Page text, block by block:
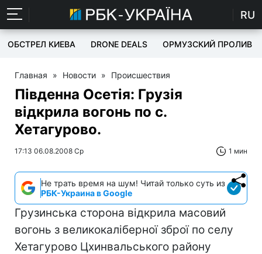
RU
ОБСТРЕЛ КИЕВА DRONE DEALS ОРМУЗСКИЙ ПРОЛИВ
Главная » Новости » Происшествия
Південна Осетія: Грузія
відкрила вогонь по с.
Хетагурово.
17:13 06.08.2008 Ср 1 мин
Не трать время на шум! Читай только суть из
РБК-Украина в Google
Грузинська сторона відкрила масовий
вогонь з великокаліберної зброї по селу
Хетагурово Цхинвальського району